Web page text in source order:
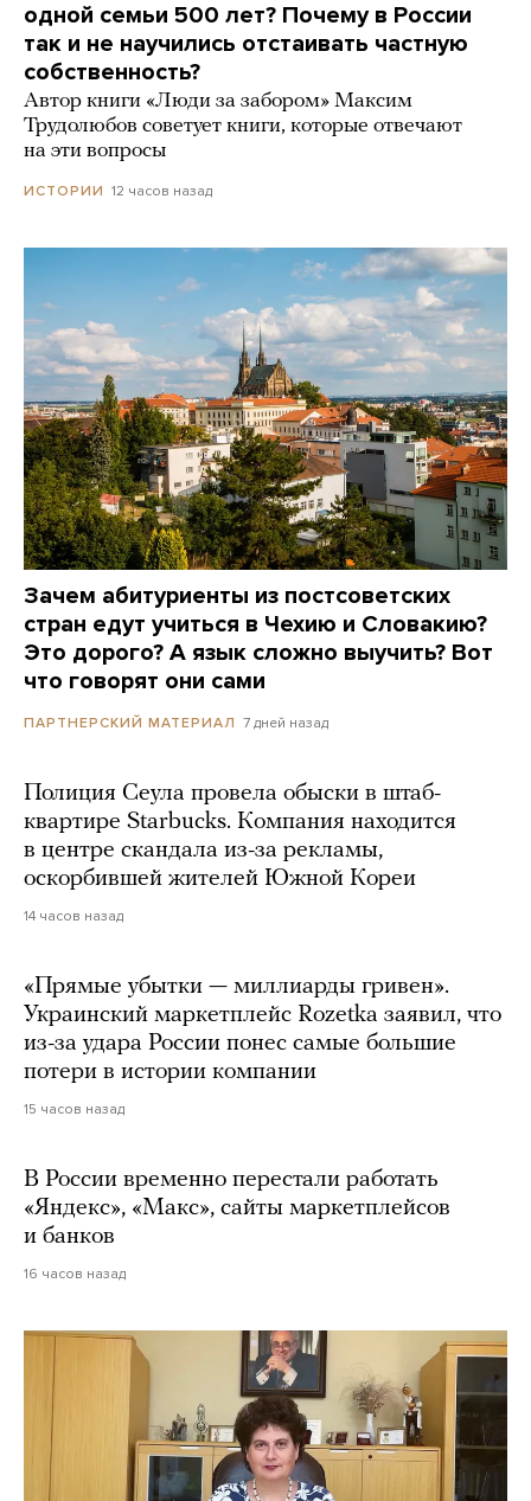
одной семьи 500 лет? Почему в России
так и не научились отстаивать частную
собственность?
Автор книги «Люди за забором» Максим
Трудолюбов советует книги, которые отвечают
на эти вопросы
ИСТОРИИ 12 часов назад
Зачем абитуриенты из постсоветских
стран едут учиться в Чехию и Словакию?
Это дорого? А язык сложно выучить? Вот
что говорят они сами
ПАРТНЕРСКИЙ МАТЕРИАЛ 7 дней назад
Полиция Сеула провела обыски в штаб-
квартире Starbucks. Компания находится
в центре скандала из-за рекламы,
оскорбившей жителей Южной Кореи
14 часов назад
«Прямые убытки — миллиарды гривен».
Украинский маркетплейс Rozetka заявил, что
из-за удара России понес самые большие
потери в истории компании
15 часов назад
В России временно перестали работать
«Яндекс», «Макс», сайты маркетплейсов
и банков
16 часов назад